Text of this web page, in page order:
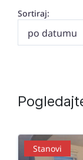
Sortiraj:
po datumu
Stanovi